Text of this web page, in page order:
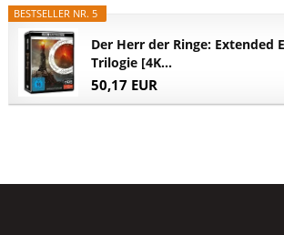
BESTSELLER NR. 5
Der Herr der Ringe: Extended
Trilogie [4K...
50,17 EUR